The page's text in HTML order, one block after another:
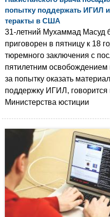
попытку поддержать ИГИЛ
теракты в США
31-летний Мухаммад Масуд
приговорен в пятницу к 18
тюремного заключения с
пятилетним освобождением
за попытку оказать
поддержку ИГИЛ, говорится
Министерства юстиции